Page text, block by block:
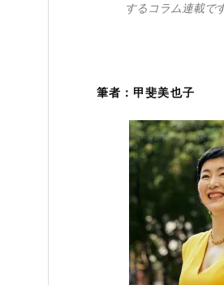
するコラム連載で
筆者：甲斐美也子